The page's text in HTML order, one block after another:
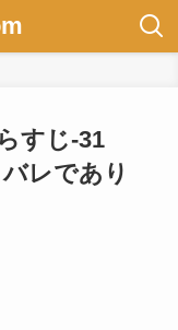
すじ-31
レであり